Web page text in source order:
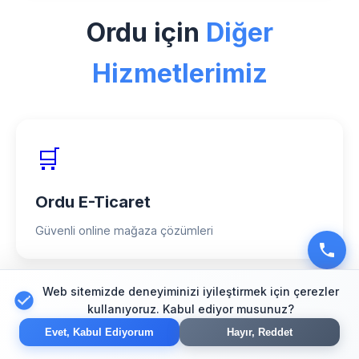
proje ve %98 müşteri memnuniyeti
oranımızla hizmet veriyoruz.
Ordu için Diğer
Hizmetlerimiz
🛒
Ordu E-Ticaret
Güvenli online mağaza çözümleri
🔍
Web sitemizde deneyiminizi iyileştirmek için çerezler
kullanıyoruz. Kabul ediyor musunuz?
Evet, Kabul Ediyorum Hayır, Reddet